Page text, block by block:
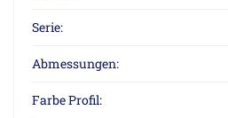
Serie:
Abmessungen:
Farbe Profil: